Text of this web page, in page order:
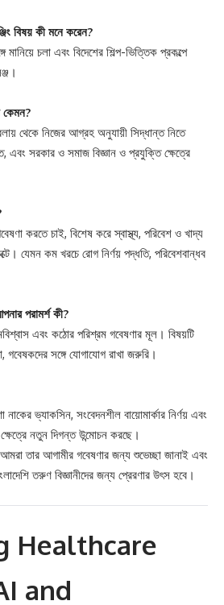
বিষয় কী মনে করেন?
চলা এবং বিদেশের শিল্প-ভিত্তিক প্রকল্পে
কেমন?
থেকে নিজের আগ্রহ অনুযায়ী সিদ্ধান্ত নিতে
এবং সরকার ও সমাজ বিজ্ঞান ও প্রযুক্তি ক্ষেত্রে
করতে চাই, বিশেষ করে স্বাস্থ্য, পরিবেশ ও খাদ্য
যেমন কম খরচে রোগ নির্ণয় পদ্ধতি, পরিবেশবান্ধব
পরামর্শ কী?
এবং কঠোর পরিশ্রম গবেষণার মূল। বিষয়টি
গবেষকদের সঙ্গে যোগাযোগ রাখা জরুরি।
ভ্যাকসিন, সংবেদনশীল বায়োমার্কার নির্ণয় এবং
ক্ষেত্রে নতুন দিগন্ত উন্মোচন করছে।
তার আগামীর গবেষণার জন্য শুভেচ্ছা জানাই এবং
তরুণ বিজ্ঞানীদের জন্য প্রেরণার উৎস হবে।
Healthcare
and